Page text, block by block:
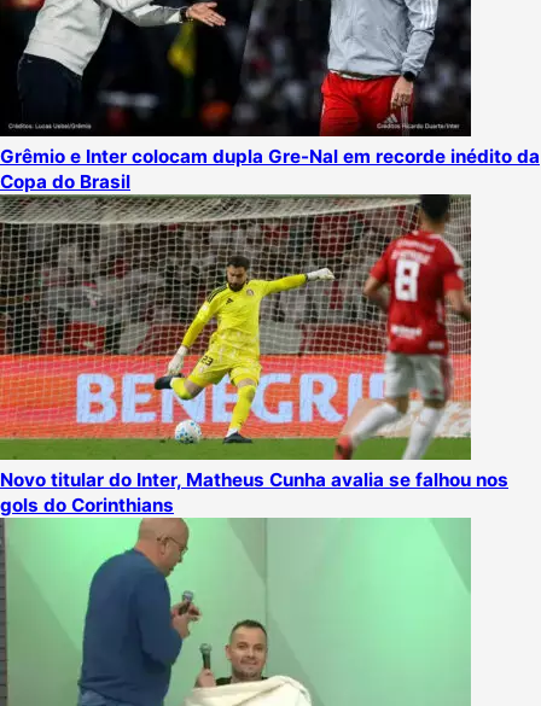
Grêmio e Inter colocam dupla Gre-Nal em recorde inédito da
Copa do Brasil
Novo titular do Inter, Matheus Cunha avalia se falhou nos
gols do Corinthians